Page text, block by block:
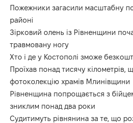
Пожежники загасили масштабну
районі
Зірковий олень із Рівненщини
травмовану ногу
Хто і де у Костополі зможе
Проїхав понад тисячу кілометрів,
фотоколекцію храмів Млинівщини
Рівненщина попрощається з
зниклим понад два роки
Судитимуть рівнянина за те, що